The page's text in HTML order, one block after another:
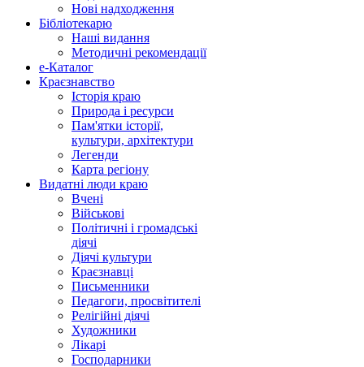
Нові надходження
Бібліотекарю
Наші видання
Методичні рекомендації
e-Каталог
Краєзнавство
Історія краю
Природа і ресурси
Пам'ятки історії,
культури, архітектури
Легенди
Карта регіону
Видатні люди краю
Вчені
Військові
Політичні і громадські
діячі
Діячі культури
Краєзнавці
Письменники
Педагоги, просвітителі
Релігійні діячі
Художники
Лікарі
Господарники